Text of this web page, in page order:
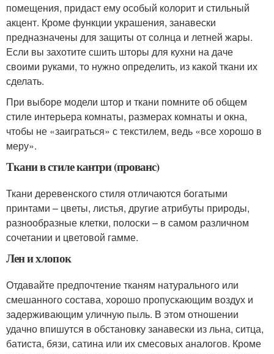
помещения, придаст ему особый колорит и стильный
акцент. Кроме функции украшения, занавески
предназначены для защиты от солнца и летней жары.
Если вы захотите сшить шторы для кухни на даче
своими руками, то нужно определить, из какой ткани их
сделать.
При выборе модели штор и ткани помните об общем
стиле интерьера комнаты, размерах комнаты и окна,
чтобы не «заиграться» с текстилем, ведь «все хорошо в
меру».
Ткани в стиле кантри (прованс)
Ткани деревенского стиля отличаются богатыми
принтами – цветы, листья, другие атрибуты природы,
разнообразные клетки, полоски – в самом различном
сочетании и цветовой гамме.
Лен и хлопок
Отдавайте предпочтение тканям натурального или
смешанного состава, хорошо пропускающим воздух и
задерживающим уличную пыль. В этом отношении
удачно впишутся в обстановку занавески из льна, ситца,
батиста, бязи, сатина или их смесовых аналогов. Кроме